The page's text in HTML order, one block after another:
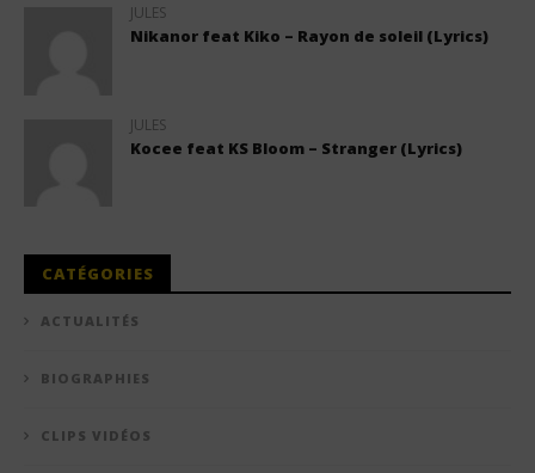
JULES
Nikanor feat Kiko – Rayon de soleil (Lyrics)
JULES
Kocee feat KS Bloom – Stranger (Lyrics)
CATÉGORIES
ACTUALITÉS
BIOGRAPHIES
CLIPS VIDÉOS